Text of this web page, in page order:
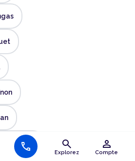
call search
Explorez
person
Compte
De Oro